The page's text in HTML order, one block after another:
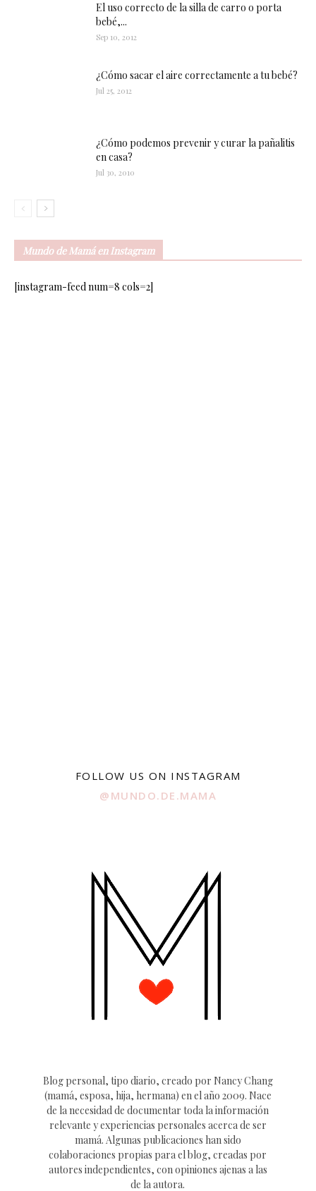
El uso correcto de la silla de carro o porta
bebé,...
Sep 10, 2012
¿Cómo sacar el aire correctamente a tu bebé?
Jul 25, 2012
¿Cómo podemos prevenir y curar la pañalitis
en casa?
Jul 30, 2010
Mundo de Mamá en Instagram
[instagram-feed num=8 cols=2]
FOLLOW US ON INSTAGRAM
@MUNDO.DE.MAMA
Blog personal, tipo diario, creado por Nancy Chang
(mamá, esposa, hija, hermana) en el año 2009. Nace
de la necesidad de documentar toda la información
relevante y experiencias personales acerca de ser
mamá. Algunas publicaciones han sido
colaboraciones propias para el blog, creadas por
autores independientes, con opiniones ajenas a las
de la autora.